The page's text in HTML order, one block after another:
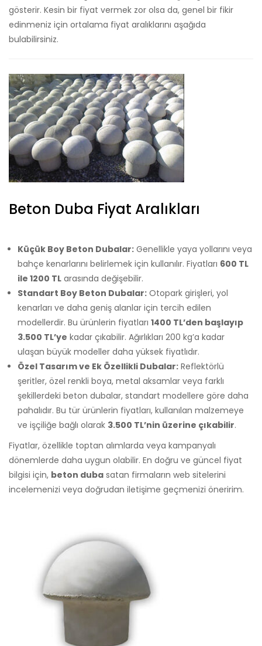
gösterir. Kesin bir fiyat vermek zor olsa da, genel bir fikir
edinmeniz için ortalama fiyat aralıklarını aşağıda
bulabilirsiniz.
Beton Duba Fiyat Aralıkları
Küçük Boy Beton Dubalar: Genellikle yaya yollarını veya
bahçe kenarlarını belirlemek için kullanılır. Fiyatları 600 TL
ile 1200 TL arasında değişebilir.
Standart Boy Beton Dubalar: Otopark girişleri, yol
kenarları ve daha geniş alanlar için tercih edilen
modellerdir. Bu ürünlerin fiyatları 1400 TL’den başlayıp
3.500 TL’ye kadar çıkabilir. Ağırlıkları 200 kg’a kadar
ulaşan büyük modeller daha yüksek fiyatlıdır.
Özel Tasarım ve Ek Özellikli Dubalar: Reflektörlü
şeritler, özel renkli boya, metal aksamlar veya farklı
şekillerdeki beton dubalar, standart modellere göre daha
pahalıdır. Bu tür ürünlerin fiyatları, kullanılan malzemeye
ve işçiliğe bağlı olarak 3.500 TL’nin üzerine çıkabilir.
Fiyatlar, özellikle toptan alımlarda veya kampanyalı
dönemlerde daha uygun olabilir. En doğru ve güncel fiyat
bilgisi için, beton duba satan firmaların web sitelerini
incelemenizi veya doğrudan iletişime geçmenizi öneririm.